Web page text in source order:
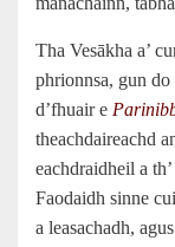
Tha Vesākha a’
phrionnsa, gun
d’fhuair e
theachdaireachd
eachdraidheil a
Faodaidh sinne
a leasachadh,